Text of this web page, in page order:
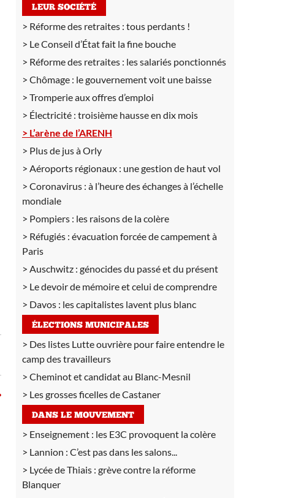
LEUR SOCIÉTÉ
Réforme des retraites : tous perdants !
Le Conseil d’État fait la fine bouche
Réforme des retraites : les salariés ponctionnés
Chômage : le gouvernement voit une baisse
Tromperie aux offres d’emploi
Électricité : troisième hausse en dix mois
L’arène de l’ARENH
Plus de jus à Orly
Aéroports régionaux : une gestion de haut vol
Coronavirus : à l’heure des échanges à l’échelle
mondiale
Pompiers : les raisons de la colère
Réfugiés : évacuation forcée de campement à
Paris
Auschwitz : génocides du passé et du présent
Le devoir de mémoire et celui de comprendre
Davos : les capitalistes lavent plus blanc
ÉLECTIONS MUNICIPALES
Des listes Lutte ouvrière pour faire entendre le
camp des travailleurs
Cheminot et candidat au Blanc-Mesnil
Les grosses ficelles de Castaner
DANS LE MOUVEMENT
Enseignement : les E3C provoquent la colère
Lannion : C’est pas dans les salons...
Lycée de Thiais : grève contre la réforme
Blanquer